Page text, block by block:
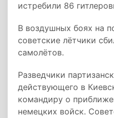
истребили 86
В воздушных боях на
советские лётчики
самолётов.
Разведчики
действующего в
командиру о
немецких войск.